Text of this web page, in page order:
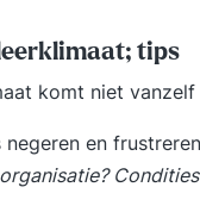
tips
komt niet
negeren en